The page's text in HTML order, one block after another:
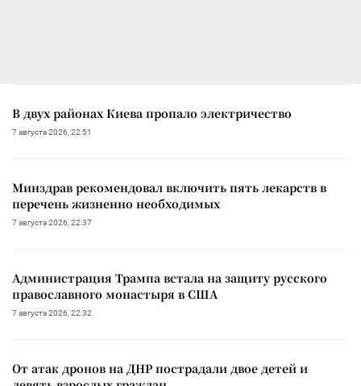
В двух районах Киева пропало электричество
7 августа 2026, 22:51
Минздрав рекомендовал включить пять лекарств в
перечень жизненно необходимых
7 августа 2026, 22:37
Администрация Трампа встала на защиту русского
православного монастыря в США
7 августа 2026, 22:32
От атак дронов на ДНР пострадали двое детей и